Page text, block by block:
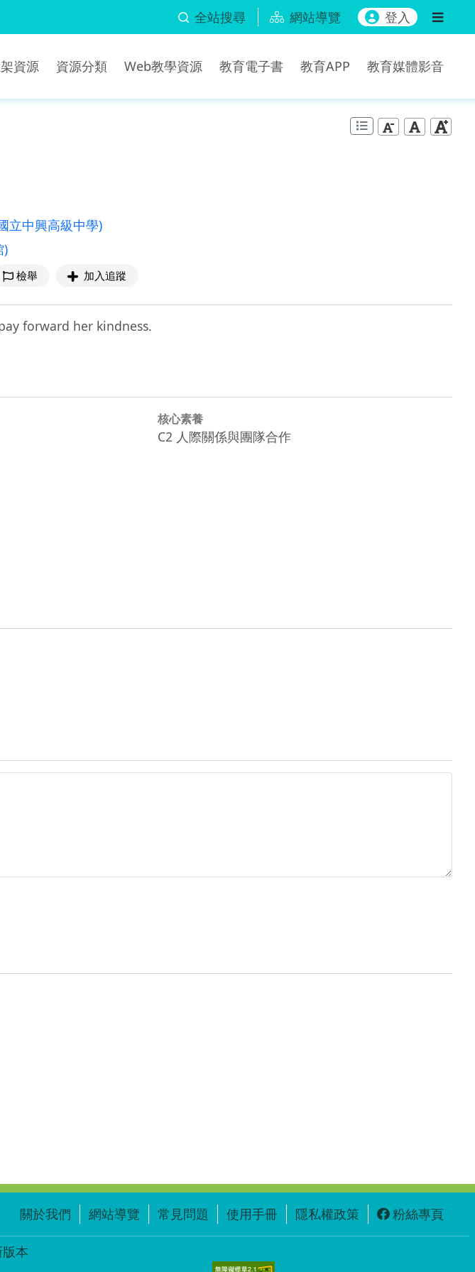
全站搜尋 網站導覽 登入
資源 資源分類 Web教學資源 教育電子書 教育APP 教育媒體影音
立中興高級中學)
)
檢舉 加入追蹤
forward her kindness.
核心素養
C2 人際關係與團隊合作
關於我們 網站導覽 常見問題 使用手冊 隱私權政策 粉絲專頁
本